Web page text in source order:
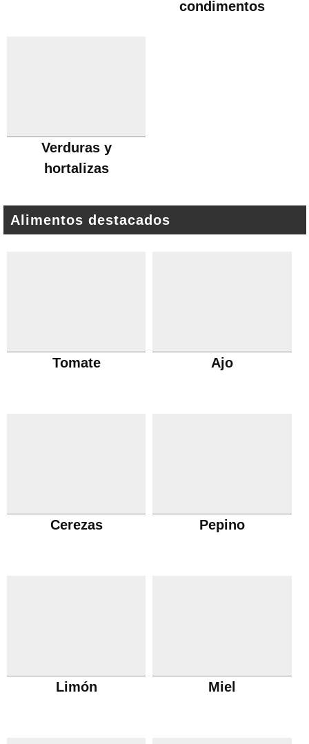
condimentos
Verduras y
hortalizas
Alimentos destacados
Tomate Ajo
Cerezas Pepino
Limón Miel